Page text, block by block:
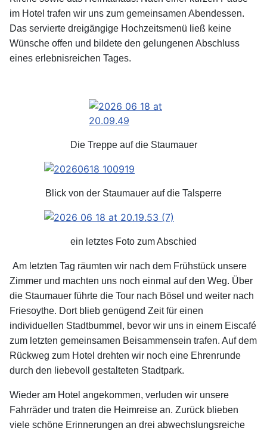
im Hotel trafen wir uns zum gemeinsamen Abendessen.
Das servierte dreigängige Hochzeitsmenü ließ keine
Wünsche offen und bildete den gelungenen Abschluss
eines erlebnisreichen Tages.
Die Treppe auf die Staumauer
Blick von der Staumauer auf die Talsperre
ein letztes Foto zum Abschied
Am letzten Tag räumten wir nach dem Frühstück unsere
Zimmer und machten uns noch einmal auf den Weg. Über
die Staumauer führte die Tour nach Bösel und weiter nach
Friesoythe. Dort blieb genügend Zeit für einen
individuellen Stadtbummel, bevor wir uns in einem Eiscafé
zum letzten gemeinsamen Beisammensein trafen. Auf dem
Rückweg zum Hotel drehten wir noch eine Ehrenrunde
durch den liebevoll gestalteten Stadtpark.
Wieder am Hotel angekommen, verluden wir unsere
Fahrräder und traten die Heimreise an. Zurück blieben
viele schöne Erinnerungen an drei abwechslungsreiche